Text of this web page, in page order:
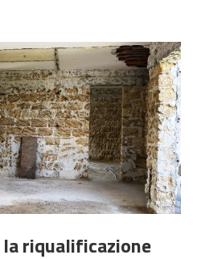
riqualificazione